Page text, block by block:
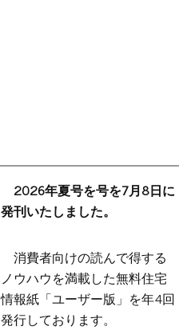
2026年夏号を号を7月8日に
発刊いたしました。
消費者向けの読んで得する
ノウハウを満載した無料住宅
情報紙「ユーザー版」を年4回
発行しております。